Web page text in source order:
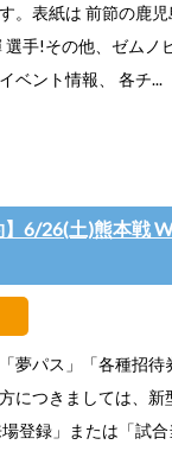
。表紙は 前節の鹿
手!その他、ゼムノ
ベント情報、 各チ...
】6/26(土)熊本戦
夢パス」「各種招
につきましては、
登録」または「試